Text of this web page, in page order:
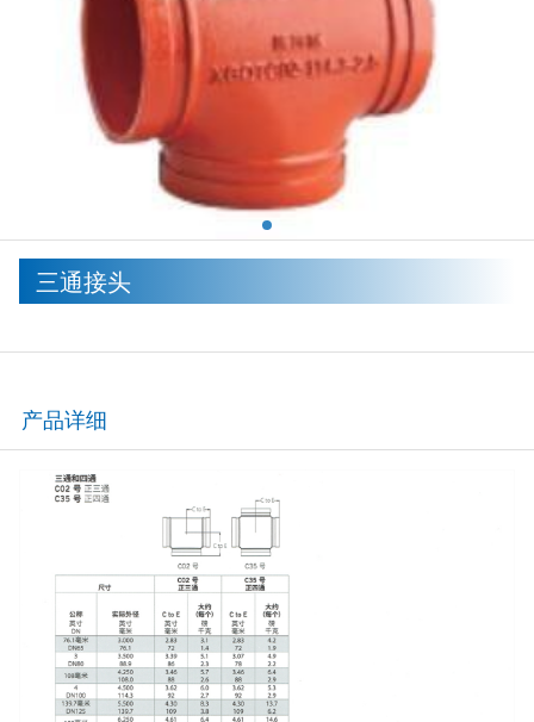
三通接头
产品详细